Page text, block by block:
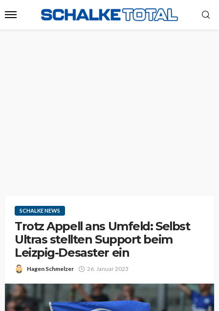
SCHALKE NEWS
Trotz Appell ans Umfeld: Selbst
Ultras stellten Support beim
Leizpig-Desaster ein
Hagen Schmelzer 26. Januar 2023